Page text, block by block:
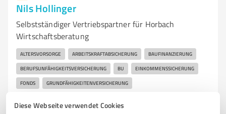
Diese Webseite verwendet Cookies
Nils Hollinger
Selbstständiger Vertriebspartner für Horbach
Wirtschaftsberatung
ALTERSVORSORGE ARBEITSKRAFTABSICHERUNG BAUFINANZIERUNG
BERUFSUNFÄHIGKEITSVERSICHERUNG BU EINKOMMENSSICHERUNG
FONDS GRUNDFÄHIGKEITENVERSICHERUNG